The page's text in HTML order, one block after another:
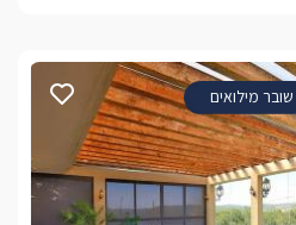
שובר מילואים